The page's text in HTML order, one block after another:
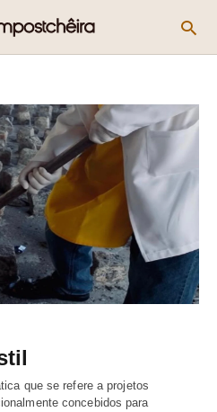
que se refere a projetos
concebidos para